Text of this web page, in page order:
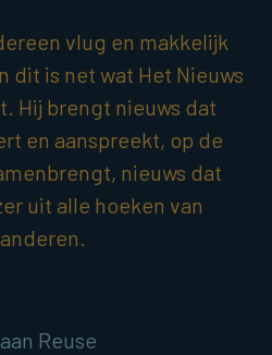
vlug en makkelijk
dit is net wat Het Nieuws
Hij brengt nieuws dat
en aanspreekt, op de
nieuws dat
uit alle hoeken van
Reuse